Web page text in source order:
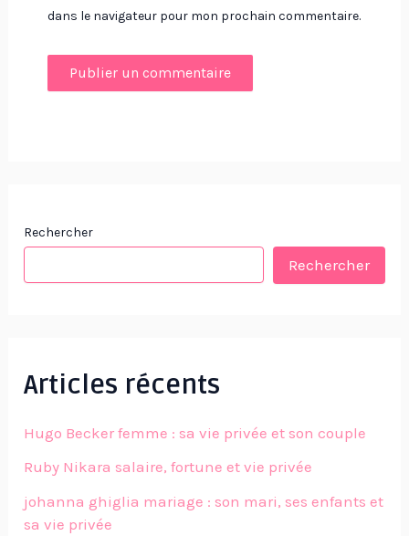
dans le navigateur pour mon prochain commentaire.
Rechercher
Rechercher
Articles récents
Hugo Becker femme : sa vie privée et son couple
Ruby Nikara salaire, fortune et vie privée
johanna ghiglia mariage : son mari, ses enfants et
sa vie privée